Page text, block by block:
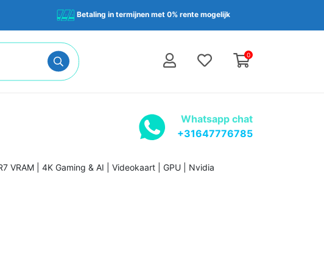
Betaling in termijnen met 0% rente mogelijk
0
Whatsapp chat
+31647776785
VRAM | 4K Gaming & AI | Videokaart | GPU | Nvidia